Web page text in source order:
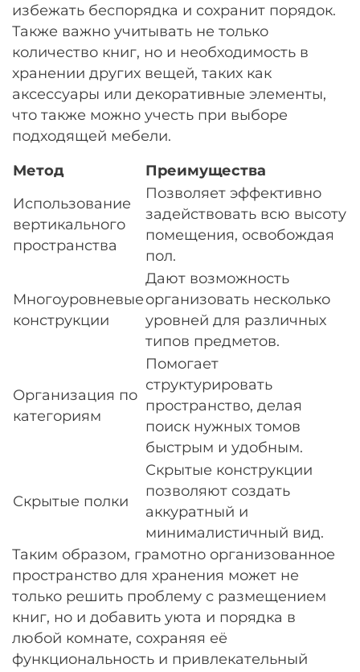
избежать беспорядка и сохранит порядок.
Также важно учитывать не только
количество книг, но и необходимость в
хранении других вещей, таких как
аксессуары или декоративные элементы,
что также можно учесть при выборе
подходящей мебели.
Метод
Преимущества
Использование
вертикального
пространства
Позволяет эффективно
задействовать всю высоту
помещения, освобождая
пол.
Многоуровневые
конструкции
Дают возможность
организовать несколько
уровней для различных
типов предметов.
Организация по
категориям
Помогает
структурировать
пространство, делая
поиск нужных томов
быстрым и удобным.
Скрытые полки
Скрытые конструкции
позволяют создать
аккуратный и
минималистичный вид.
Таким образом, грамотно организованное
пространство для хранения может не
только решить проблему с размещением
книг, но и добавить уюта и порядка в
любой комнате, сохраняя её
функциональность и привлекательный